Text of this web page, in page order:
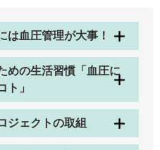
は血圧管理が大事！
めの生活習慣「血圧に
ト」
ジェクトの取組